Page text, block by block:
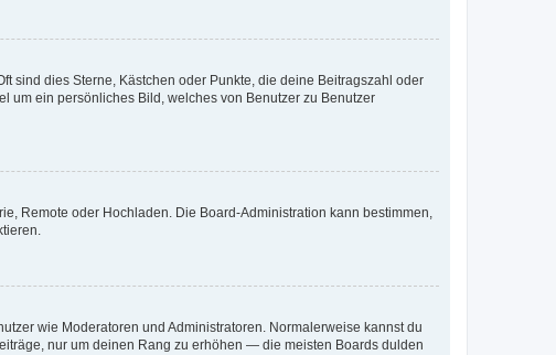
sind dies Sterne, Kästchen oder Punkte, die deine Beitragszahl oder
um ein persönliches Bild, welches von Benutzer zu Benutzer
Remote oder Hochladen. Die Board-Administration kann bestimmen,
wie Moderatoren und Administratoren. Normalerweise kannst du
nur um deinen Rang zu erhöhen — die meisten Boards dulden